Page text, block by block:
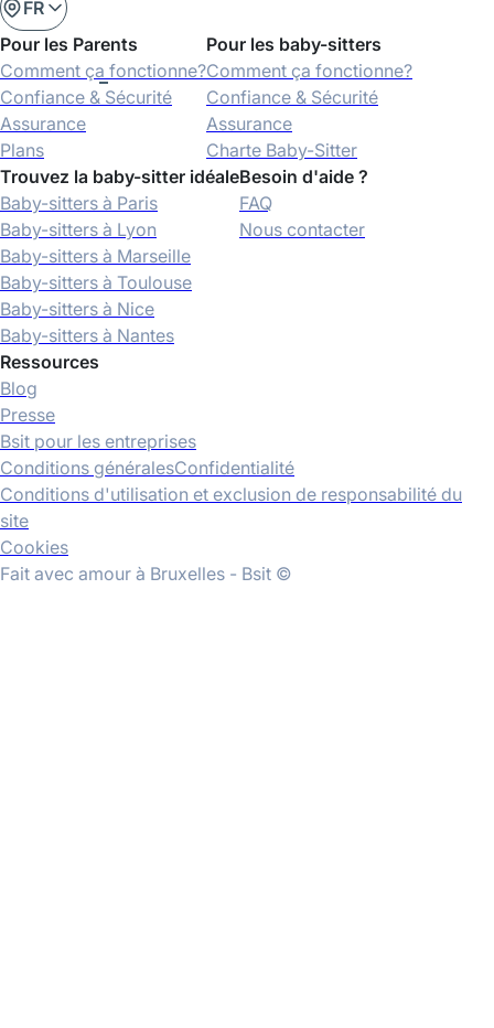
FR
Pour les Parents
Comment ça fonctionne?
Confiance & Sécurité
Assurance
Plans
Pour les baby-sitters
Comment ça fonctionne?
Confiance & Sécurité
Assurance
Charte Baby-Sitter
Trouvez la baby-sitter idéale
Baby-sitters à Paris
Baby-sitters à Lyon
Baby-sitters à Marseille
Baby-sitters à Toulouse
Baby-sitters à Nice
Baby-sitters à Nantes
Besoin d'aide ?
FAQ
Nous contacter
Ressources
Blog
Presse
Bsit pour les entreprises
Fait avec amour à Bruxelles - Bsit ©
Conditions généralesConfidentialité
Conditions d'utilisation et exclusion de responsabilité du
site
Cookies